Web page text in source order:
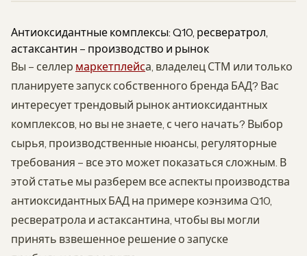
Антиоксидантные комплексы: Q10, ресвератрол,
астаксантин – производство и рынок
Вы – селлер маркетплейса, владелец СТМ или только
планируете запуск собственного бренда БАД? Вас
интересует трендовый рынок антиоксидантных
комплексов, но вы не знаете, с чего начать? Выбор
сырья, производственные нюансы, регуляторные
требования – все это может показаться сложным. В
этой статье мы разберем все аспекты производства
антиоксидантных БАД на примере коэнзима Q10,
ресвератрола и астаксантина, чтобы вы могли
принять взвешенное решение о запуске